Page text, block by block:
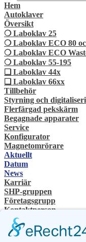
Hem
Autoklaver
Översikt
❍ Laboklav 25
❍ Laboklav ECO 80
❍ Laboklav ECO
❍ Laboklav 55-195
❏ Laboklav 44x
❏ Laboklav 66xx
Tillbehör
Styrning och
Flerfärgad pekskärm
Begagnade apparater
Service
Konfigurator
Magnetomrörare
Aktuellt
Datum
News
Karriär
SHP-gruppen
Företagsgrupp
Kontaktperson
Kontakt
Återförsäljare
SHP Expertis